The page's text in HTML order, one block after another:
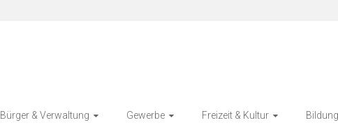
Bürger & Verwaltung Gewerbe Freizeit & Kultur